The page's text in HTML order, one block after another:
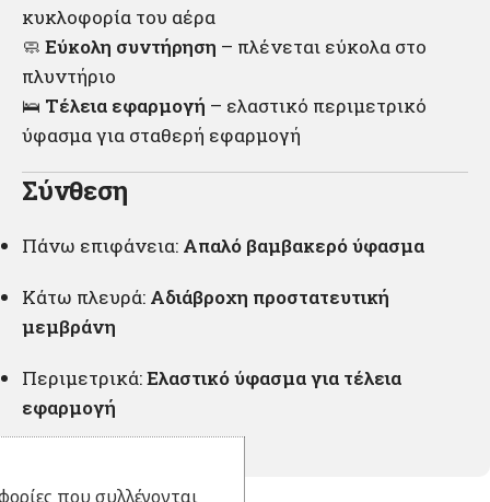
κυκλοφορία του αέρα
🧼 Εύκολη συντήρηση – πλένεται εύκολα στο
πλυντήριο
🛌 Τέλεια εφαρμογή – ελαστικό περιμετρικό
ύφασμα για σταθερή εφαρμογή
Σύνθεση
Πάνω επιφάνεια: Απαλό βαμβακερό ύφασμα
Κάτω πλευρά: Αδιάβροχη προστατευτική
μεμβράνη
Περιμετρικά:Ελαστικό ύφασμα για τέλεια
εφαρμογή
που συλλέγονται